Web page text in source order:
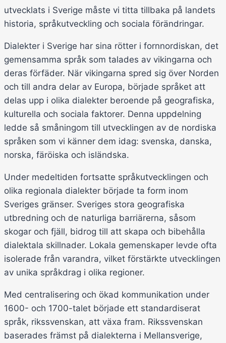
utvecklats i Sverige måste vi titta tillbaka på landets
historia, språkutveckling och sociala förändringar.
Dialekter i Sverige har sina rötter i fornnordiskan, det
gemensamma språk som talades av vikingarna och
deras förfäder. När vikingarna spred sig över Norden
och till andra delar av Europa, började språket att
delas upp i olika dialekter beroende på geografiska,
kulturella och sociala faktorer. Denna uppdelning
ledde så småningom till utvecklingen av de nordiska
språken som vi känner dem idag: svenska, danska,
norska, färöiska och isländska.
Under medeltiden fortsatte språkutvecklingen och
olika regionala dialekter började ta form inom
Sveriges gränser. Sveriges stora geografiska
utbredning och de naturliga barriärerna, såsom
skogar och fjäll, bidrog till att skapa och bibehålla
dialektala skillnader. Lokala gemenskaper levde ofta
isolerade från varandra, vilket förstärkte utvecklingen
av unika språkdrag i olika regioner.
Med centralisering och ökad kommunikation under
1600- och 1700-talet började ett standardiserat
språk, rikssvenskan, att växa fram. Rikssvenskan
baserades främst på dialekterna i Mellansverige,